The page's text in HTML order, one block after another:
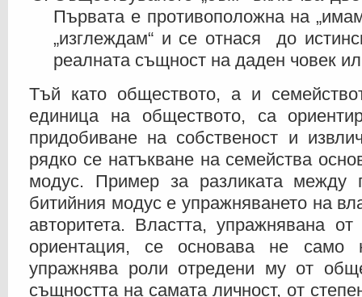
Първата е противоположна на
„изглеждам“ и се отнася до
реалната същност на даден човек
Тъй като обществото, а и
единица на обществото, са
придобиване на собственост и
рядко се натъкване на семейства
модус. Пример за разликата между
битийния модус е упражняването на
авторитета. Властта, упражнявана
ориентация, се основава не само
упражнява роли отредени му от
същността на самата личност, от